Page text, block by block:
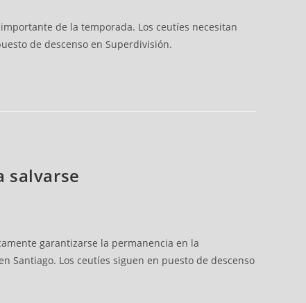
de la temporada. Los ceutíes necesitan
de descenso en Superdivisión.
salvarse
garantizarse la permanencia en la
Santiago. Los ceutíes siguen en puesto de descenso